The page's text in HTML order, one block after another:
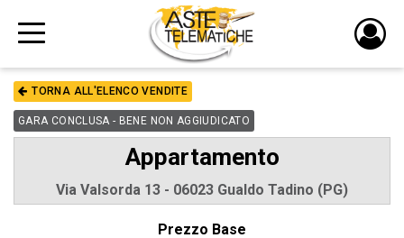
TORNA ALL'ELENCO VENDITE
GARA CONCLUSA - BENE NON AGGIUDICATO
Appartamento
Via Valsorda 13 - 06023 Gualdo Tadino (PG)
Prezzo Base